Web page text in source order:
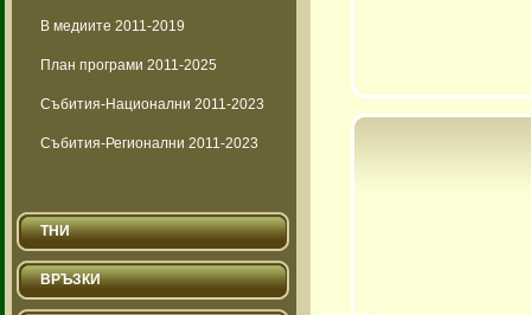
В медиите 2011-2019
План програми 2011-2025
Събития-Национални 2011-2023
Събития-Регионални 2011-2023
ТНИ
ВРЪЗКИ